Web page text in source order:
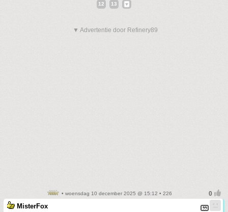
12 13
▼ Advertentie door Refinery89
• woensdag 10 december 2025 @ 15:12 • 226
MisterFox